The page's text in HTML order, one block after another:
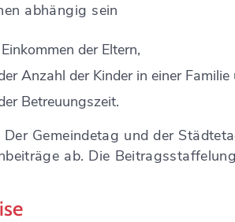
abhängig sein
der Eltern,
Anzahl der Kinder in einer Familie
Betreuungszeit.
Gemeindetag und der
ab. Die